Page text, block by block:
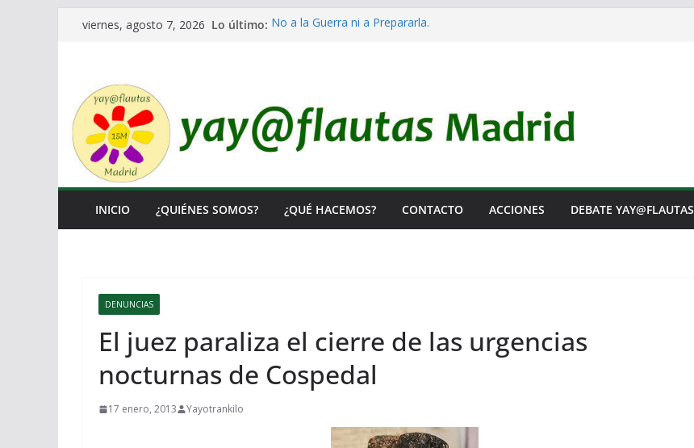
Saltarviernes, agosto 7, 2026 Lo último: No a la Guerra ni a Prepararla.
INICIO ¿QUIÉNES SOMOS? ¿QUÉ HACEMOS? CONTACTO ACCIONES DEBATE YAY@FLAUTAS
DENUNCIAS
El juez paraliza el cierre de las urgencias
nocturnas de Cospedal
17 enero, 2013 Yayotrankilo